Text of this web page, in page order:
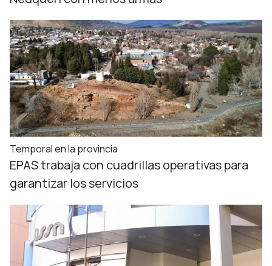
Temporal en la provincia
EPAS trabaja con cuadrillas operativas para
garantizar los servicios